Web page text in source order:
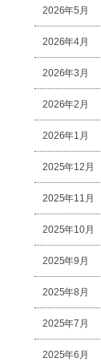
2026年5月
2026年4月
2026年3月
2026年2月
2026年1月
2025年12月
2025年11月
2025年10月
2025年9月
2025年8月
2025年7月
2025年6月